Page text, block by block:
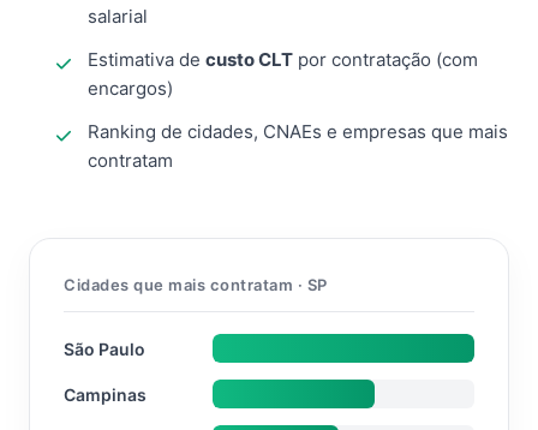
salarial
Estimativa de custo CLT por contratação (com
encargos)
Ranking de cidades, CNAEs e empresas que mais
contratam
Cidades que mais contratam · SP
São Paulo
Campinas